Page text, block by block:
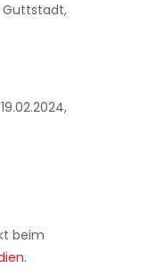
Guttstadt,
beim
.